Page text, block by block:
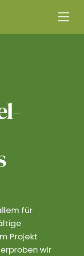
für
Projekt
wir